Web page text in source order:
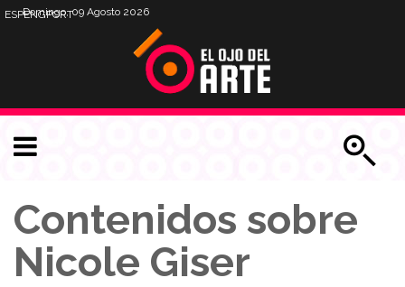
Domingo, 09 Agosto 2026
ESPENGPORT
Contenidos sobre
Nicole Giser